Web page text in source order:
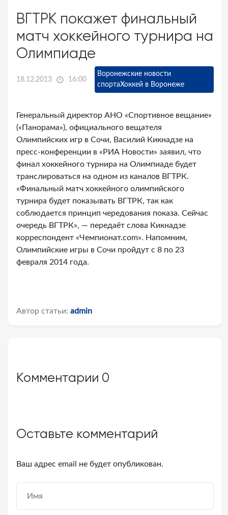
ВГТРК покажет финальный
матч хоккейного турнира на
Олимпиаде
18.12.2013 16:00
Воронежские новости
спортаХоккей в Воронеже
Генеральный директор АНО «Спортивное вещание»
(«Панорама»), официального вещателя
Олимпийских игр в Сочи, Василий Кикнадзе на
пресс-конференции в «РИА Новости» заявил, что
финал хоккейного турнира на Олимпиаде будет
транслироваться на одном из каналов ВГТРК.
«Финальный матч хоккейного олимпийского
турнира будет показывать ВГТРК, так как
соблюдается принцип чередования показа. Сейчас
очередь ВГТРК», — передаёт слова Кикнадзе
корреспондент «Чемпионат.com». Напомним,
Олимпийские игры в Сочи пройдут с 8 по 23
февраля 2014 года.
Автор статьи: admin
Комментарии 0
Оставьте комментарий
Ваш адрес email не будет опубликован.